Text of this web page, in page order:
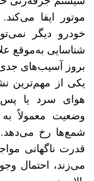
موتور ایفا
خودرو دیگر
شناسایی به‌موقع
بروز آسیب‌های
یکی از مهم‌ترین
هوای سرد یا
وضعیت معمولاً
شمع‌ها رخ می‌دهد.
قدرت ناگهانی
می‌زند، احتمال